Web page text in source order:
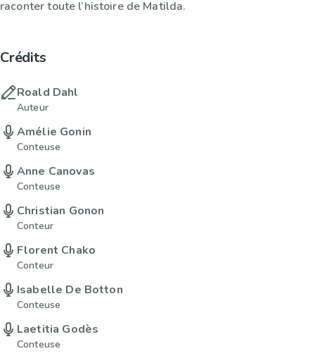
raconter toute l’histoire de Matilda.
Crédits
Roald Dahl
Auteur
Amélie Gonin
Conteuse
Anne Canovas
Conteuse
Christian Gonon
Conteur
Florent Chako
Conteur
Isabelle De Botton
Conteuse
Laetitia Godès
Conteuse